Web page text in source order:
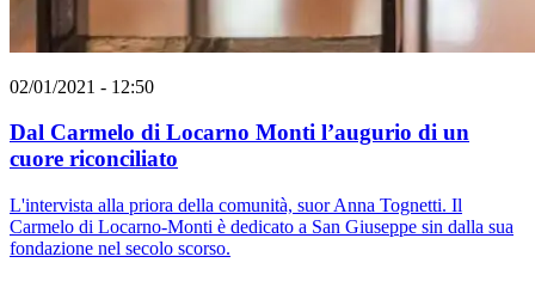
02/01/2021 - 12:50
Dal Carmelo di Locarno Monti l’augurio di un
cuore riconciliato
L'intervista alla priora della comunità, suor Anna Tognetti. Il
Carmelo di Locarno-Monti è dedicato a San Giuseppe sin dalla sua
fondazione nel secolo scorso.